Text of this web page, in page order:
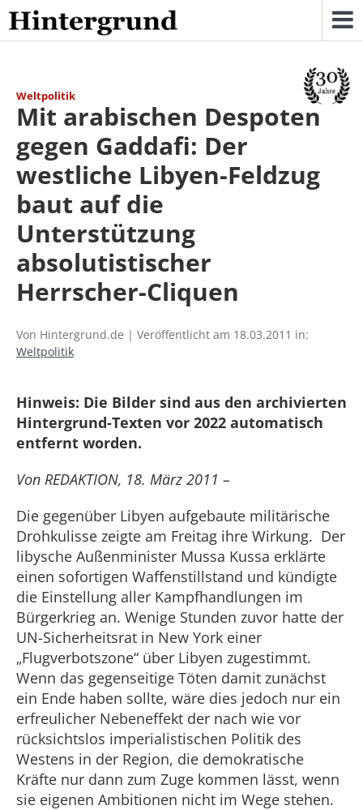
Skip
to
content
Weltpolitik
Mit arabischen Despoten
gegen Gaddafi: Der
westliche Libyen-Feldzug
baut auf die
Unterstützung
absolutistischer
Herrscher-Cliquen
Von Hintergrund.de | Veröffentlicht am 18.03.2011 in:
Weltpolitik
Hinweis: Die Bilder sind aus den archivierten
Hintergrund-Texten vor 2022 automatisch
entfernt worden.
Von REDAKTION, 18. März 2011 –
Die gegenüber Libyen aufgebaute militärische
Drohkulisse zeigte am Freitag ihre Wirkung. Der
libysche Außenminister Mussa Kussa erklärte
einen sofortigen Waffenstillstand und kündigte
die Einstellung aller Kampfhandlungen im
Bürgerkrieg an. Wenige Stunden zuvor hatte der
UN-Sicherheitsrat in New York einer
„Flugverbotszone“ über Libyen zugestimmt.
Wenn das gegenseitige Töten damit zunächst
ein Ende haben sollte, wäre dies jedoch nur ein
erfreulicher Nebeneffekt der nach wie vor
rücksichtslos imperialistischen Politik des
Westens in der Region, die demokratische
Kräfte nur dann zum Zuge kommen lässt, wenn
sie eigenen Ambitionen nicht im Wege stehen.